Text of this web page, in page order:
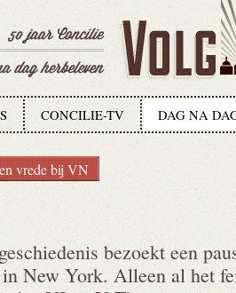
CONCILIE-TV DAG NA
vrede bij VN
bezoekt een
New York. Alleen al het